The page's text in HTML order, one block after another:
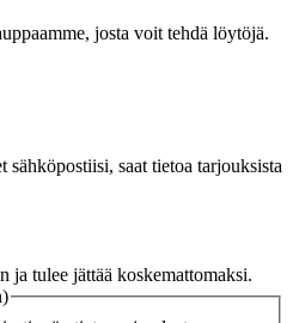
josta voit tehdä löytöjä.
saat tietoa tarjouksista
tulee jättää koskemattomaksi.